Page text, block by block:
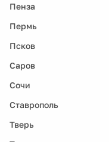
Пенза
Пермь
Псков
Саров
Сочи
Ставрополь
Тверь